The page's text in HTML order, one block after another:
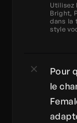
Utilisez
Bright,
dans la
style
Pour
le